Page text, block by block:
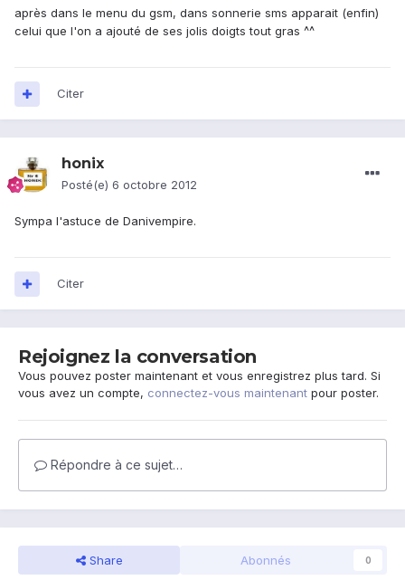
après dans le menu du gsm, dans sonnerie sms apparait (enfin)
celui que l'on a ajouté de ses jolis doigts tout gras ^^
Citer
honix
Posté(e) 6 octobre 2012
Sympa l'astuce de Danivempire.
Citer
Rejoignez la conversation
Vous pouvez poster maintenant et vous enregistrez plus tard. Si
vous avez un compte, connectez-vous maintenant pour poster.
Répondre à ce sujet…
Share Abonnés 0